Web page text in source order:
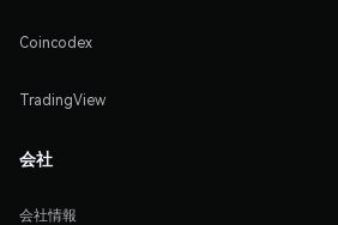
Coincodex
TradingView
会社
会社情報